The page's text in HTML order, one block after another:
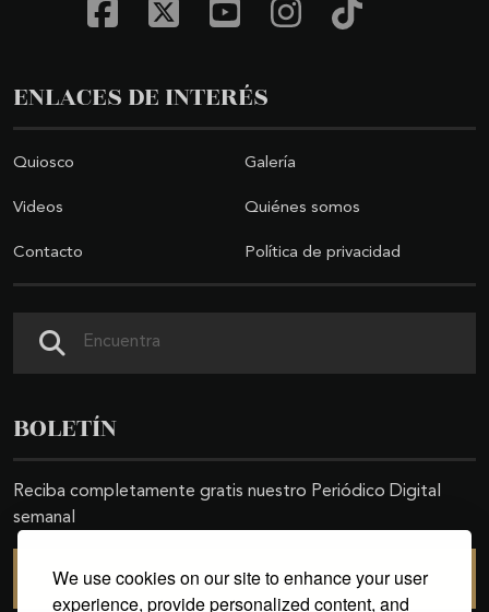
We use cookies on our site to enhance your user
experience, provide personalized content, and
ENLACES DE INTERÉS
Quiosco Galería
Videos Quiénes somos
Contacto Política de privacidad
BOLETÍN
Reciba completamente gratis nuestro Periódico Digital
semanal
SUSCRIBIRSE